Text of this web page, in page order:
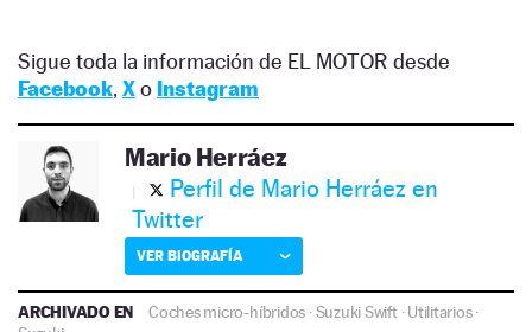
Sigue toda la información de EL MOTOR desde
Facebook, Xo Instagram
Mario Herráez
Perfil de Mario Herráez en
Twitter
VER BIOGRAFÍA
ARCHIVADO EN Coches micro-híbridos ·Suzuki Swift·Utilitarios·